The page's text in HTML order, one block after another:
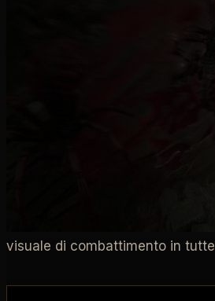
È arrivato il momento della
visuale di combattimento in